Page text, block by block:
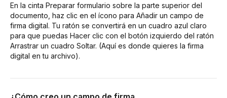
En la cinta Preparar formulario sobre la parte superior del
documento, haz clic en el ícono para Añadir un campo de
firma digital. Tu ratón se convertirá en un cuadro azul claro
para que puedas Hacer clic con el botón izquierdo del ratón
Arrastrar un cuadro Soltar. (Aquí es donde quieres la firma
digital en tu archivo).